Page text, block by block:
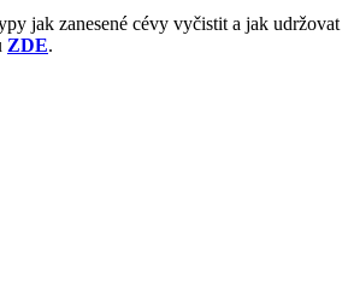
jak zanesené cévy vyčistit a jak udržovat
ZDE.